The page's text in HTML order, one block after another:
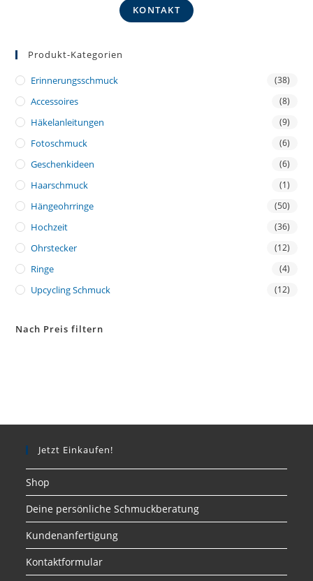
KONTAKT
Produkt-Kategorien
Erinnerungsschmuck (38)
Accessoires (8)
Häkelanleitungen (9)
Fotoschmuck (6)
Geschenkideen (6)
Haarschmuck (1)
Hängeohrringe (50)
Hochzeit (36)
Ohrstecker (12)
Ringe (4)
Upcycling Schmuck (12)
Nach Preis filtern
Jetzt Einkaufen!
Shop
Deine persönliche Schmuckberatung
Kundenanfertigung
Kontaktformular